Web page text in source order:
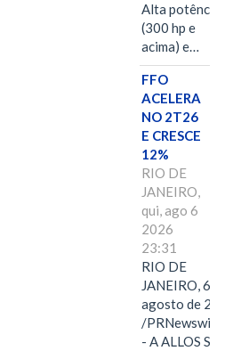
Alta potência
(300 hp e
acima) e…
FFO
ACELERA
NO 2T26
E CRESCE
12%
RIO DE
JANEIRO,
qui, ago 6
2026
23:31
RIO DE
JANEIRO, 6 de
agosto de 2026
/PRNewswire/ -
- A ALLOS S.A.